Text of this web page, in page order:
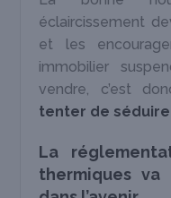
éclaircissement
et les
immobilier
vendre, c’est
tenter de
La
thermiques va